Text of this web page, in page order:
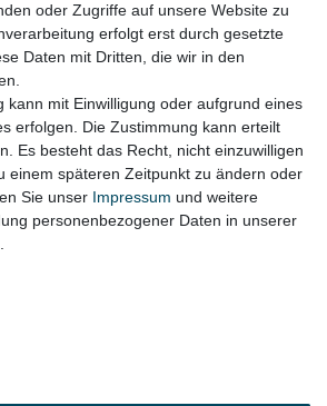
Bj. 2002 - 2010
2000 - 2005
etwa 1 bis 3 Werktage
oder Zugriffe auf unsere Website zu
erfolgt erst durch gesetzte
Daten mit Dritten, die wir in den
kann mit Einwilligung oder aufgrund eines
erfolgen. Die Zustimmung kann erteilt
Es besteht das Recht, nicht einzuwilligen
einem späteren Zeitpunkt zu ändern oder
Sie unser Impressum und weitere
personenbezogener Daten in unserer